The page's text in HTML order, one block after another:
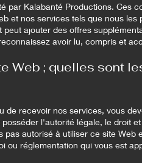
par Kalabanté Productions. Ces
et nos services tels que nous
peut ajouter des offres
avoir lu, compris et
Web ; quelles sont
de recevoir nos services, vous
l'autorité légale, le droit
autorisé à utiliser ce site
ou réglementation qui vous est